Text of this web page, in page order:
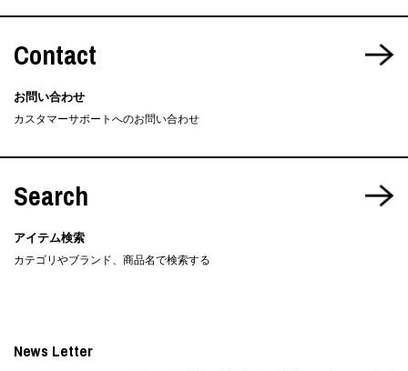
Contact
お問い合わせ
カスタマーサポートへのお問い合わせ
Search
アイテム検索
カテゴリやブランド、商品名で検索する
News Letter